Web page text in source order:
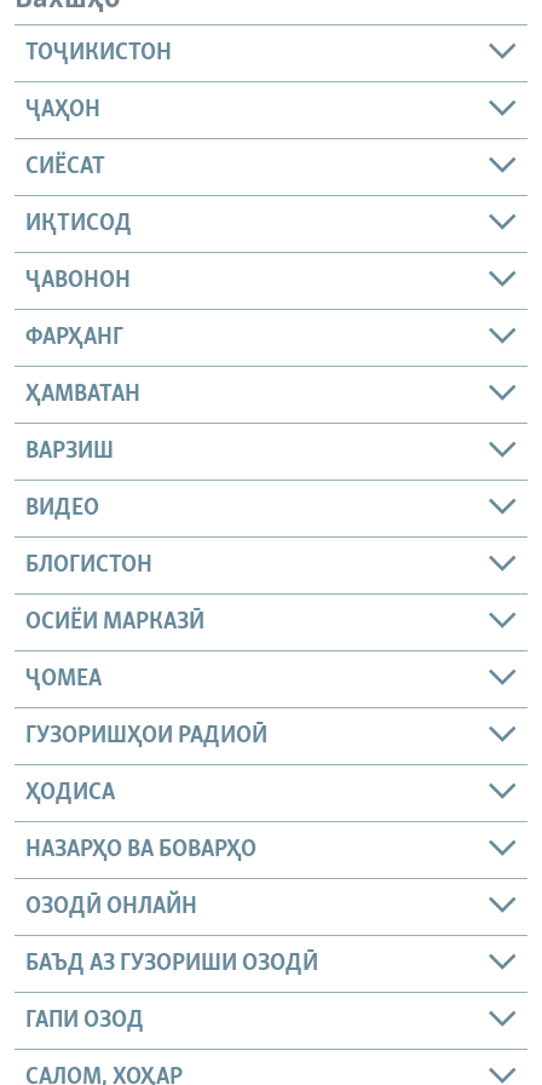
ТОҶИКИСТОН
ҶАҲОН
СИЁСАТ
ИҚТИСОД
ҶАВОНОН
ФАРҲАНГ
ҲАМВАТАН
ВАРЗИШ
ВИДЕО
БЛОГИСТОН
ОСИЁИ МАРКАЗӢ
ҶОМEА
ГУЗОРИШҲОИ РАДИОӢ
ҲОДИСА
НАЗАРҲО ВА БОВАРҲО
ОЗОДӢ ОНЛАЙН
БАЪД АЗ ГУЗОРИШИ ОЗОДӢ
ГАПИ ОЗОД
САЛОМ, ХОҲАР